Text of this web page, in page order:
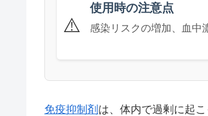
⚠️
使用時の注意点
感染リスクの増加、血中
免疫抑制剤 は、体内で過剰に起